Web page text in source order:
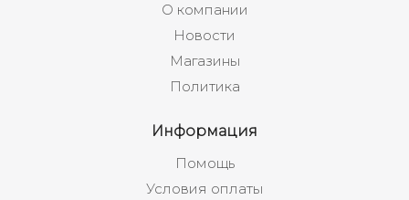
О компании
Новости
Магазины
Политика
Информация
Помощь
Условия оплаты